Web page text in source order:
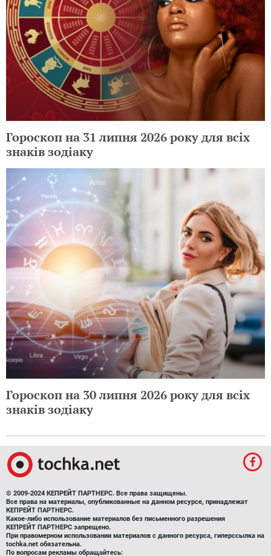
Гороскоп на 31 липня 2026 року для всіх
знаків зодіаку
Гороскоп на 30 липня 2026 року для всіх
знаків зодіаку
© 2009-2024 КЕПРЕЙТ ПАРТНЕРС. Все права защищены.
Все права на материалы, опубликованные на данном ресурсе, принадлежат
КЕПРЕЙТ ПАРТНЕРС.
Какое-либо использование материалов без письменного разрешения
КЕПРЕЙТ ПАРТНЕРС запрещено.
При правомерном использовании материалов с данного ресурса, гиперссылка на
tochka.net обязательна.
По вопросам рекламы обращайтесь: